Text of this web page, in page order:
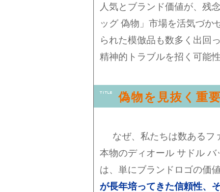
人気とブランド価値が、残
ッグ 偽物」市場を活気づか
られた模倣品も数多く出回
精神的トラブルを招く可能
偽物を見抜く重
なぜ、私たちは数あるフ
本物のディオール サドル
は、単にブランドロゴの価
が長年培ってきた信頼性、